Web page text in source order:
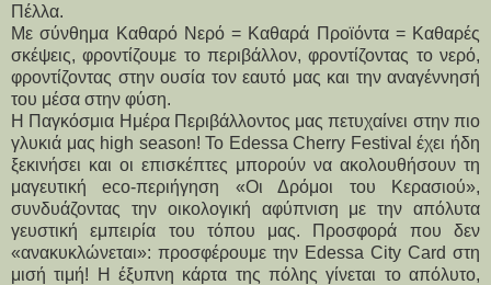
Πέλλα.
Με σύνθημα Καθαρό Νερό = Καθαρά Προϊόντα = Καθαρές
σκέψεις, φροντίζουμε το περιβάλλον, φροντίζοντας το νερό,
φροντίζοντας στην ουσία τον εαυτό μας και την αναγέννησή
του μέσα στην φύση.
Η Παγκόσμια Ημέρα Περιβάλλοντος μας πετυχαίνει στην πιο
γλυκιά μας high season! Το Edessa Cherry Festival έχει ήδη
ξεκινήσει και οι επισκέπτες μπορούν να ακολουθήσουν τη
μαγευτική eco-περιήγηση «Οι Δρόμοι του Κερασιού»,
συνδυάζοντας την οικολογική αφύπνιση με την απόλυτα
γευστική εμπειρία του τόπου μας. Προσφορά που δεν
«ανακυκλώνεται»: προσφέρουμε την Edessa City Card στη
μισή τιμή! Η έξυπνη κάρτα της πόλης γίνεται το απόλυτο,